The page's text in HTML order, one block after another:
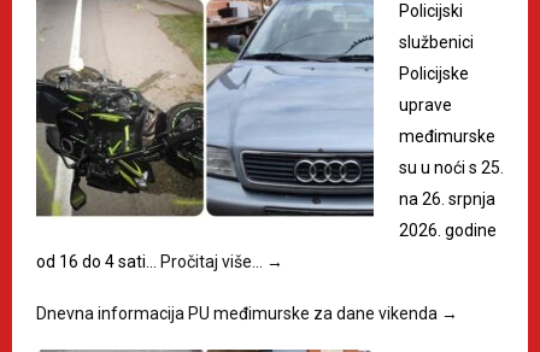
Policijski
službenici
Policijske
uprave
međimurske
su u noći s 25.
na 26. srpnja
2026. godine
od 16 do 4 sati… Pročitaj više… →
Dnevna informacija PU međimurske za dane vikenda →